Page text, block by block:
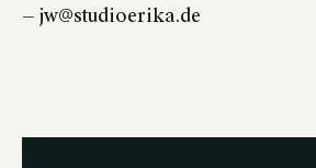
— jw@studioerika.de